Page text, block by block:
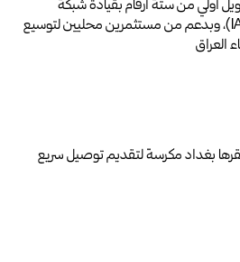
أولي من ستة أرقام بقيادة شبكة
المستثمرين أنجل العراقية (IAIN)، وبدعم من مستثمرين محليين لتوسيع
العراق
بغداد مكرسة لتقديم توصيل سريع